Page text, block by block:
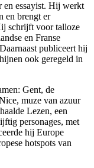
essayist. Hij werkt
en brengt er
schrijft voor talloze
en Franse
publiceert hij
ook geregeld in
Gent, de
muze van azuur
Lezen, een
personages, met
hij Europe
hotspots van